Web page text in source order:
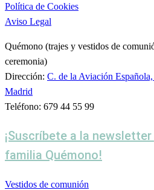
Política de Cookies
Aviso Legal
Quémono (trajes y vestidos de
ceremonia)
Dirección: C. de la Aviación
Madrid
Teléfono: 679 44 55 99
¡Suscríbete a la
familia Quémono!
Vestidos de comunión